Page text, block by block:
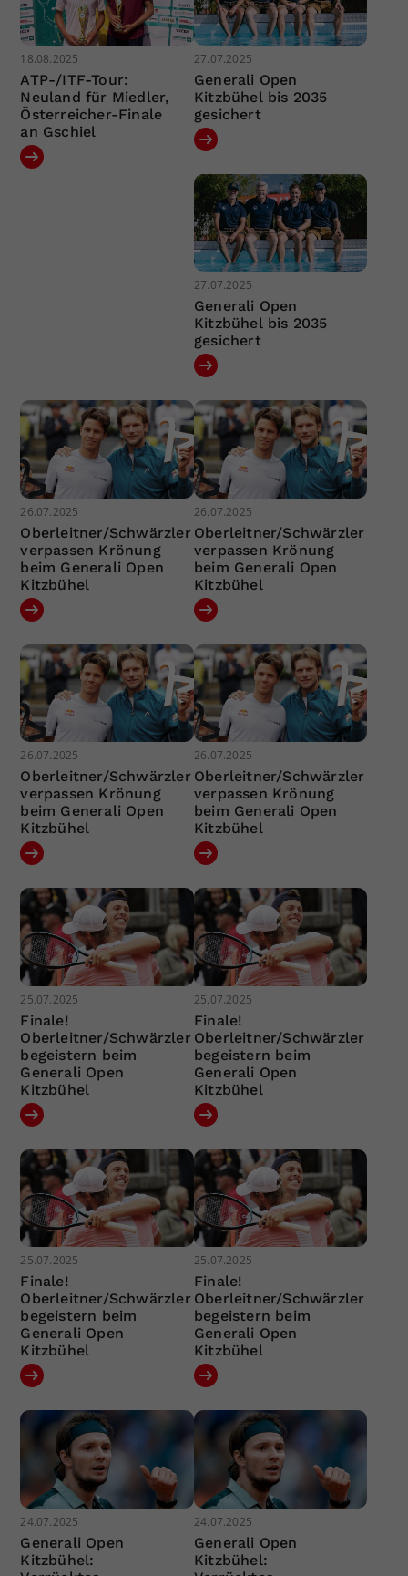
18.08.2025
ATP-/ITF-Tour:
Neuland für Miedler,
Österreicher-Finale
an Gschiel
27.07.2025
Generali Open
Kitzbühel bis 2035
gesichert
27.07.2025
Generali Open
Kitzbühel bis 2035
gesichert
26.07.2025
Oberleitner/Schwärzler
verpassen Krönung
beim Generali Open
Kitzbühel
26.07.2025
Oberleitner/Schwärzler
verpassen Krönung
beim Generali Open
Kitzbühel
26.07.2025
Oberleitner/Schwärzler
verpassen Krönung
beim Generali Open
Kitzbühel
26.07.2025
Oberleitner/Schwärzler
verpassen Krönung
beim Generali Open
Kitzbühel
25.07.2025
Finale!
Oberleitner/Schwärzler
begeistern beim
Generali Open
Kitzbühel
25.07.2025
Finale!
Oberleitner/Schwärzler
begeistern beim
Generali Open
Kitzbühel
25.07.2025
Finale!
Oberleitner/Schwärzler
begeistern beim
Generali Open
Kitzbühel
25.07.2025
Finale!
Oberleitner/Schwärzler
begeistern beim
Generali Open
Kitzbühel
24.07.2025
Generali Open
Kitzbühel:
24.07.2025
Generali Open
Kitzbühel: